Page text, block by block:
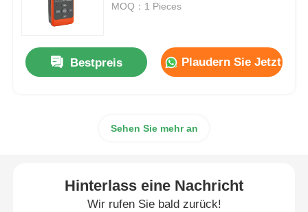
MOQ：1 Pieces
Bestpreis Plaudern Sie Jetzt
Sehen Sie mehr an
Hinterlass eine Nachricht
Wir rufen Sie bald zurück!